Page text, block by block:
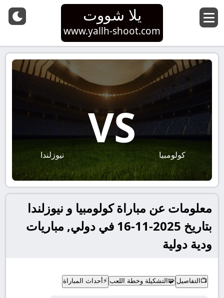
يلا شووت
www.yallh-shoot.com
كولومبيا
VS
نيوزلندا
معلومات عن مباراة كولومبيا و نيوزلندا
بتاريخ 2025-11-16 في دولي, مباريات
ودية دولية
📺 التفاصيل 🧩 التشكيلة وخطة اللعب ⚡ أحداث المباراة